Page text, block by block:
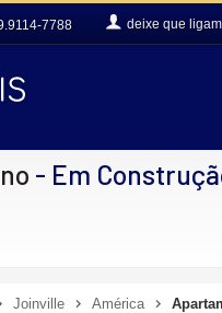
7788 deixe que
- Em
Joinville América